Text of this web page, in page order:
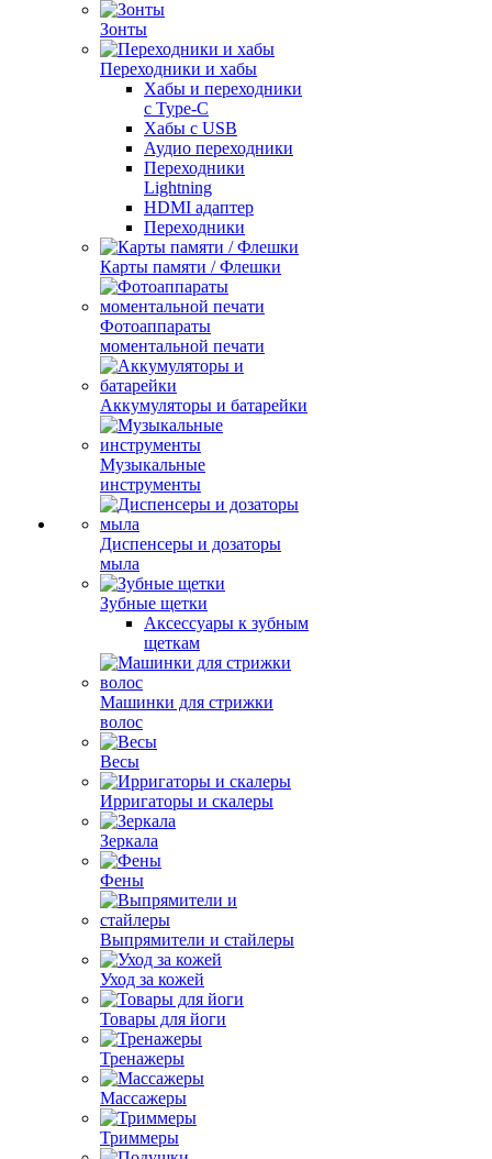
Зонты
Переходники и хабы
Хабы и переходники
с Type-C
Хабы с USB
Аудио переходники
Переходники
Lightning
HDMI адаптер
Переходники
Карты памяти / Флешки
Фотоаппараты
моментальной печати
Аккумуляторы и батарейки
Музыкальные
инструменты
Диспенсеры и дозаторы
мыла
Зубные щетки
Аксессуары к зубным
щеткам
Машинки для стрижки
волос
Весы
Ирригаторы и скалеры
Зеркала
Фены
Выпрямители и стайлеры
Уход за кожей
Товары для йоги
Тренажеры
Массажеры
Триммеры